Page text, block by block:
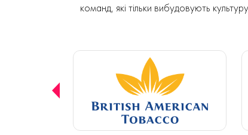
команд, які тільки вибудовують